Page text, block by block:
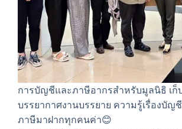
การบัญชีและภาษีอากรสำหรับมูลนิธิ เก็
บรรยากาศงานบรรยาย ความรู้เรื่องบัญ
ภาษีมาฝากทุกคนค่า😊